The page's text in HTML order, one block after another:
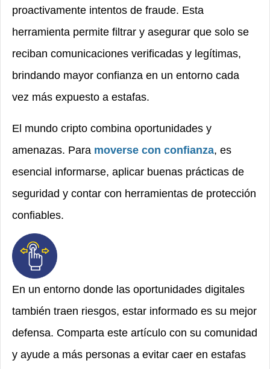
proactivamente intentos de fraude. Esta
herramienta permite filtrar y asegurar que solo se
reciban comunicaciones verificadas y legítimas,
brindando mayor confianza en un entorno cada
vez más expuesto a estafas.
El mundo cripto combina oportunidades y
amenazas. Para moverse con confianza, es
esencial informarse, aplicar buenas prácticas de
seguridad y contar con herramientas de protección
confiables.
En un entorno donde las oportunidades digitales
también traen riesgos, estar informado es su mejor
defensa. Comparta este artículo con su comunidad
y ayude a más personas a evitar caer en estafas